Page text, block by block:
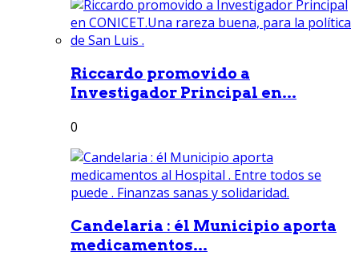
Riccardo promovido a
Investigador Principal en...
0
Candelaria : él Municipio aporta
medicamentos...